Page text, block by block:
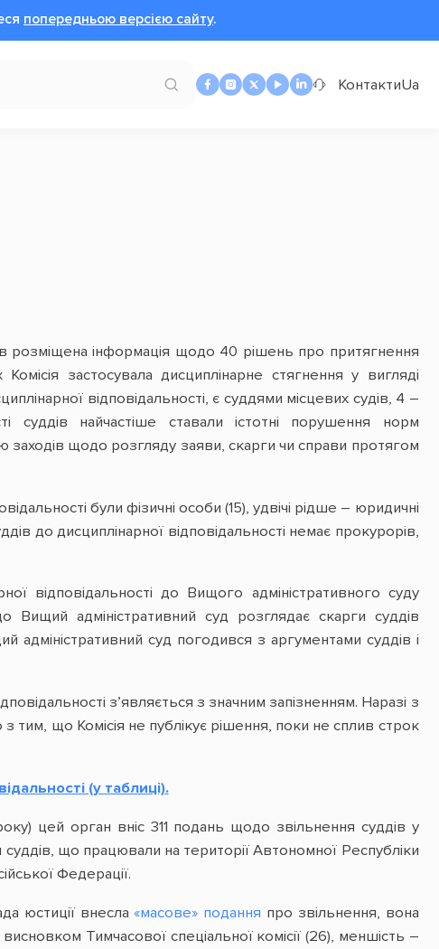
попередньою версією сайту.
КонтактиUa
розміщена інформація щодо 40 рішень про притягнення
застосувала дисциплінарне стягнення у вигляді
відповідальності, є суддями місцевих судів, 4 –
суддів найчастіше ставали істотні порушення норм
щодо розгляду заяви, скарги чи справи протягом
були фізичні особи (15), удвічі рідше – юридичні
до дисциплінарної відповідальності немає прокурорів,
відповідальності до Вищого адміністративного суду
адміністративний суд розглядає скарги суддів
адміністративний суд погодився з аргументами суддів і
з’являється з значним запізненням. Наразі з
тим, що Комісія не публікує рішення, поки не сплив строк
(у таблиці).
цей орган вніс 311 подань щодо звільнення суддів у
що працювали на території Автономної Республіки
Федерації.
юстиції внесла«масове» подання про звільнення, вона
Тимчасової спеціальної комісії (26), меншість –